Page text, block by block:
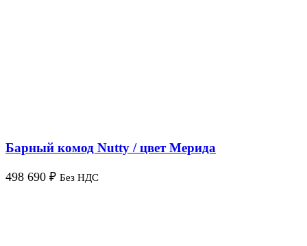
Барный комод Nutty / цвет Мерида
498 690 ₽ Без НДС